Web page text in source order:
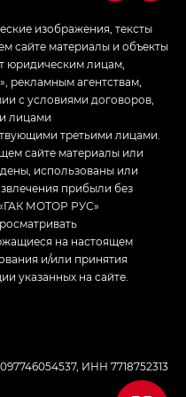
изображения, тексты
сайте материалы и объекты
юридическим лицам,
агентствам,
с условиями договоров,
лицами
третьими лицами.
сайте материалы или
использованы или
прибыли без
МОТОР РУС»
на настоящем
и/или принятия
указанных на сайте.
ИНН 7718752313